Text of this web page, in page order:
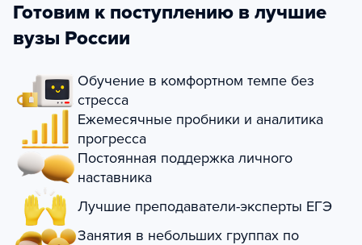
Готовим к поступлению в лучшие
вузы России
Обучение в комфортном темпе без
стресса
Ежемесячные пробники и аналитика
прогресса
Постоянная поддержка личного
наставника
Лучшие преподаватели-эксперты ЕГЭ
Занятия в небольших группах по